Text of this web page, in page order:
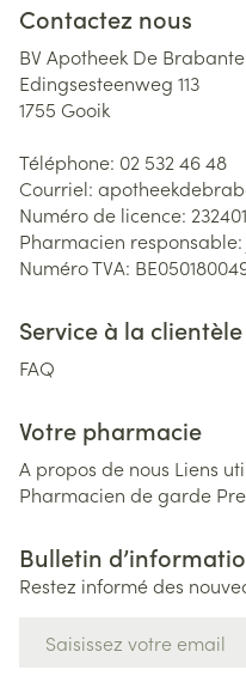
Contactez nous
BV Apotheek De
Edingsesteenweg 113
1755 Gooik
Téléphone: 02 532 46 48
Courriel:
Numéro de licence: 232401
Pharmacien responsable:
Numéro TVA:
Service à la clientèle
FAQ
Votre pharmacie
A propos de nous Liens
Pharmacien de garde
Bulletin
Restez informé des